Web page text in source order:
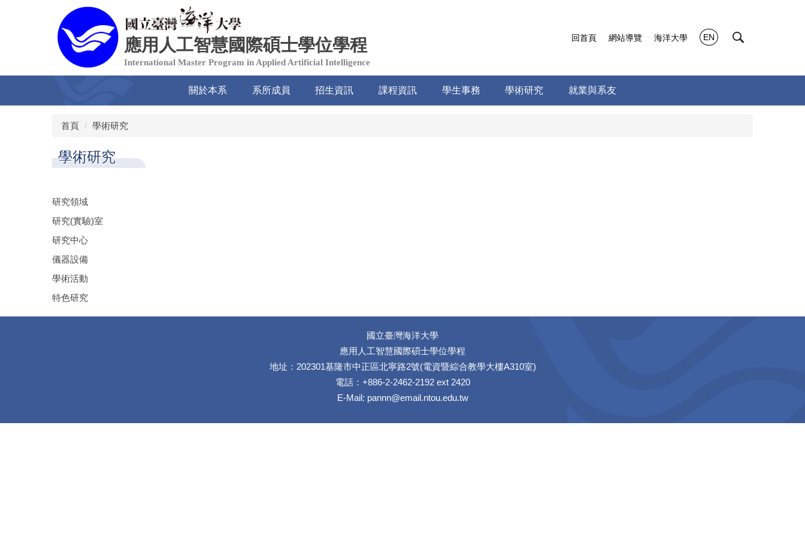
容
應用人工智慧國際碩士學位學程
International Master Program in Applied Artificial Intelligence
回首頁 網站導覽 海洋大學 EN
關於本系 系所成員 招生資訊 課程資訊 學生事務 學術研究 就業與系友
首頁 學術研究
學術研究
研究領域
研究(實驗)室
研究中心
儀器設備
學術活動
特色研究
國立臺灣海洋大學
應用人工智慧國際碩士學位學程
地址：202301基隆市中正區北寧路2號(電資暨綜合教學大樓A310室)
電話：+886-2-2462-2192 ext 2420
E-Mail: pannn@email.ntou.edu.tw